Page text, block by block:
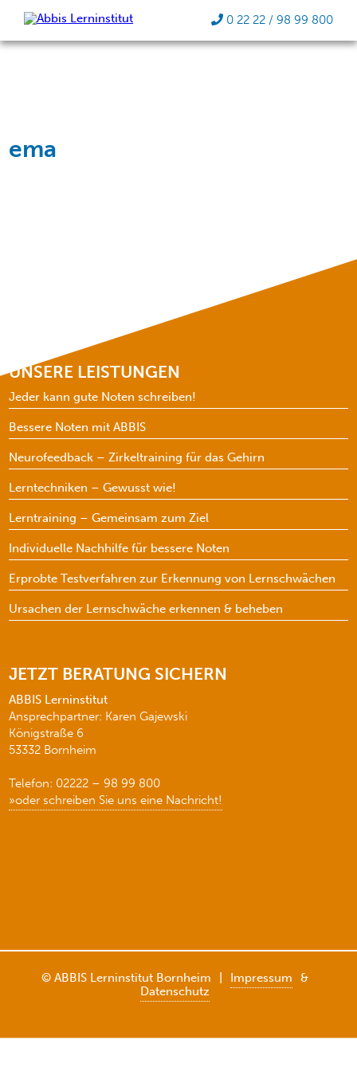
0 22 22 / 98 99 800
ema
UNSERE LEISTUNGEN
Jeder kann gute Noten schreiben!
Bessere Noten mit ABBIS
Neurofeedback – Zirkeltraining für das Gehirn
Lerntechniken – Gewusst wie!
Lerntraining – Gemeinsam zum Ziel
Individuelle Nachhilfe für bessere Noten
Erprobte Testverfahren zur Erkennung von Lernschwächen
Ursachen der Lernschwäche erkennen & beheben
JETZT BERATUNG SICHERN
ABBIS Lerninstitut
Ansprechpartner: Karen Gajewski
Königstraße 6
53332 Bornheim
Telefon: 02222 – 98 99 800
»oder schreiben Sie uns eine Nachricht!
© ABBIS Lerninstitut Bornheim Impressum
&
Datenschutz